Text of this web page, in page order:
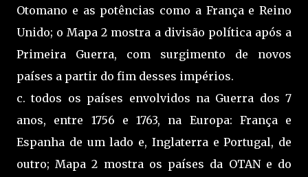
Otomano e as potências como a França e Reino
Unido; o Mapa 2 mostra a divisão política após a
Primeira Guerra, com surgimento de novos
países a partir do fim desses impérios.
c. todos os países envolvidos na Guerra dos 7
anos, entre 1756 e 1763, na Europa: França e
Espanha de um lado e, Inglaterra e Portugal, de
outro; Mapa 2 mostra os países da OTAN e do